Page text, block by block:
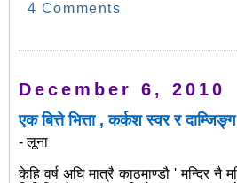
4 Comments
December 6, 2010
एक बित्ते भित्ता , कर्कश स्वर र दाम्जिङ्ग
- लूना
केहि वर्ष अघि मात्रै काठमाण्डौ ' मन्दिर नै